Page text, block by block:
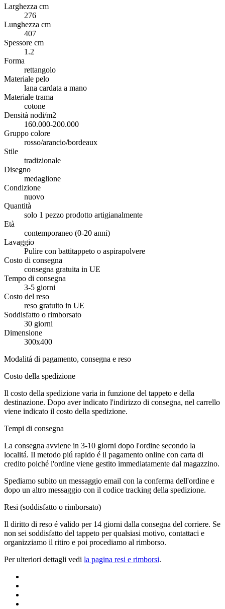
Larghezza cm
276
Lunghezza cm
407
Spessore cm
1.2
Forma
rettangolo
Materiale pelo
lana cardata a mano
Materiale trama
cotone
Densità nodi/m2
160.000-200.000
Gruppo colore
rosso/arancio/bordeaux
Stile
tradizionale
Disegno
medaglione
Condizione
nuovo
Quantità
solo 1 pezzo prodotto artigianalmente
Età
contemporaneo (0-20 anni)
Lavaggio
Pulire con battitappeto o aspirapolvere
Costo di consegna
consegna gratuita in UE
Tempo di consegna
3-5 giorni
Costo del reso
reso gratuito in UE
Soddisfatto o rimborsato
30 giorni
Dimensione
300x400
Modalitá di pagamento, consegna e reso
Costo della spedizione
Il costo della spedizione varia in funzione del tappeto e della
destinazione. Dopo aver indicato l'indirizzo di consegna, nel carrello
viene indicato il costo della spedizione.
Tempi di consegna
La consegna avviene in 3-10 giorni dopo l'ordine secondo la
localitá. Il metodo piú rapido é il pagamento online con carta di
credito poiché l'ordine viene gestito immediatamente dal magazzino.
Spediamo subito un messaggio email con la conferma dell'ordine e
dopo un altro messaggio con il codice tracking della spedizione.
Resi (soddisfatto o rimborsato)
Il diritto di reso é valido per 14 giorni dalla consegna del corriere. Se
non sei soddisfatto del tappeto per qualsiasi motivo, contattaci e
organizziamo il ritiro e poi procediamo al rimborso.
Per ulteriori dettagli vedi la pagina resi e rimborsi.